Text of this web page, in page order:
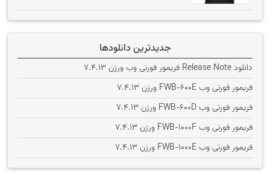
جدیدترین دانلودها
دانلود Release Note فریمور فورتی وب ورژن 7.4.13
فریمور فورتی وب FWB-600E ورژن 7.4.13
فریمور فورتی وب FWB-600D ورژن 7.4.13
فریمور فورتی وب FWB-1000F ورژن 7.4.13
فریمور فورتی وب FWB-1000E ورژن 7.4.13